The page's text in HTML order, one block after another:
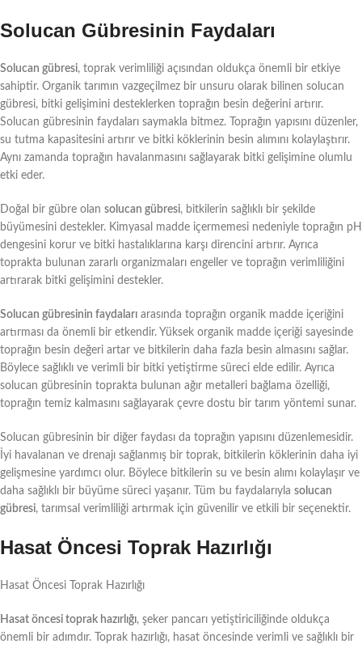
Solucan Gübresinin Faydaları
Solucan gübresi, toprak verimliliği açısından oldukça önemli bir etkiye
sahiptir. Organik tarımın vazgeçilmez bir unsuru olarak bilinen solucan
gübresi, bitki gelişimini desteklerken toprağın besin değerini artırır.
Solucan gübresinin faydaları saymakla bitmez. Toprağın yapısını düzenler,
su tutma kapasitesini artırır ve bitki köklerinin besin alımını kolaylaştırır.
Aynı zamanda toprağın havalanmasını sağlayarak bitki gelişimine olumlu
etki eder.
Doğal bir gübre olan solucan gübresi, bitkilerin sağlıklı bir şekilde
büyümesini destekler. Kimyasal madde içermemesi nedeniyle toprağın pH
dengesini korur ve bitki hastalıklarına karşı direncini artırır. Ayrıca
toprakta bulunan zararlı organizmaları engeller ve toprağın verimliliğini
artırarak bitki gelişimini destekler.
Solucan gübresinin faydaları arasında toprağın organik madde içeriğini
artırması da önemli bir etkendir. Yüksek organik madde içeriği sayesinde
toprağın besin değeri artar ve bitkilerin daha fazla besin almasını sağlar.
Böylece sağlıklı ve verimli bir bitki yetiştirme süreci elde edilir. Ayrıca
solucan gübresinin toprakta bulunan ağır metalleri bağlama özelliği,
toprağın temiz kalmasını sağlayarak çevre dostu bir tarım yöntemi sunar.
Solucan gübresinin bir diğer faydası da toprağın yapısını düzenlemesidir.
İyi havalanan ve drenajı sağlanmış bir toprak, bitkilerin köklerinin daha iyi
gelişmesine yardımcı olur. Böylece bitkilerin su ve besin alımı kolaylaşır ve
daha sağlıklı bir büyüme süreci yaşanır. Tüm bu faydalarıyla solucan
gübresi, tarımsal verimliliği artırmak için güvenilir ve etkili bir seçenektir.
Hasat Öncesi Toprak Hazırlığı
Hasat Öncesi Toprak Hazırlığı
Hasat öncesi toprak hazırlığı, şeker pancarı yetiştiriciliğinde oldukça
önemli bir adımdır. Toprak hazırlığı, hasat öncesinde verimli ve sağlıklı bir